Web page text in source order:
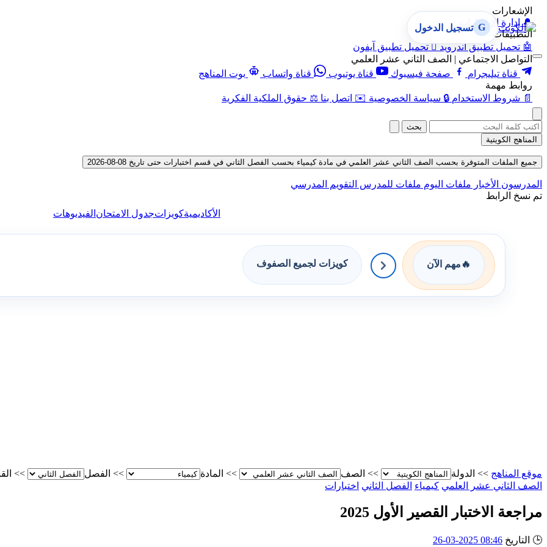
الإشعارات
🔔 إدارة الإشعارات
التطبيقات
🤖 تحميل تطبيق أندرويد  تحميل تطبيق آيفون
التواصل الاجتماعي | الصف الثاني عشر العلمي
قناة تيليجرام
صفحة فيسبوك قناة يوتيوب قناة واتساب
بوت المناهج
روابط مهمة
📄 شروط الاستخدام 🔒 سياسة الخصوصية ✉️ اتصل بنا ⚖️ حقوق الملكية الفكرية
G تسجيل الدخول
بحث
المناهج الكويتية
جميع الملفات المتوفرة بحسب الصف الثاني عشر العلمي في مادة كيمياء بحسب الفصل الثاني في قسم اختبارات حتى تاريخ 08-08-2026
المدرسون الأخبار ملفات اليوم ملفات للمدرس التقويم المدرسي
تم نسخ الرابط
الأكاديميةكويزاتجدول الامتحان الفيديوهات
🔥 مهم الآن كويزات لجميع الصفوف
موقع المناهج >> الدولة >> الصف >> المادة >> الفصل >>
الصف الثاني عشر العلمي كيمياء الفصل الثاني اختبارات
مراجعة الاختبار القصير الأول 2025
🕒 التاريخ 08:46 2025-03-26